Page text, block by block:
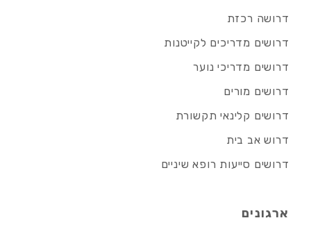
דרושה רכזת
דרושים מדריכים לקייטנות
דרושים מדריכי נוער
דרושים מורים
דרושים קלינאי תקשורת
דרוש אב בית
דרושים סייעות רופא שיניים
ארגונים